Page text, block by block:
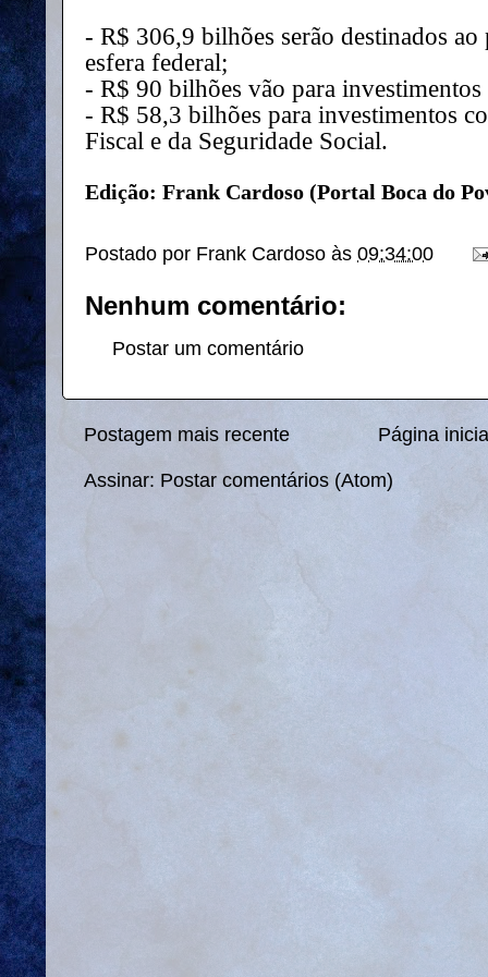
- R$ 306,9 bilhões serão destinados ao
esfera federal;
- R$ 90 bilhões vão para investimentos
- R$ 58,3 bilhões para investimentos
Fiscal e da Seguridade Social.
Edição: Frank Cardoso (Portal Boca do
Postado por Frank Cardoso às 09:34:00
Nenhum comentário:
Postar um comentário
Postagem mais recente Página
Assinar: Postar comentários (Atom)